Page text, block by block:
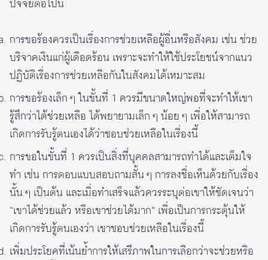
ปัจจัยต่อไปนี้
การขอร้องควรเป็นเรื่องการช่วยเหลือผู้อื่นหรือสังคม เช่น ช่วย
บริจาคเงินแก่ผู้เดือดร้อน เพราะจะทำให้ใช้ประโยชน์จากแนว
ปฏิบัติเรื่องการช่วยเหลือกันในสังคมได้เหมาะสม
การขอร้องเล็ก ๆ ในขั้นที่ 1 ควรมีขนาดใหญ่พอที่จะทำให้เขา
รู้สึกว่าได้ช่วยเหลือ ได้พยายามเล็ก ๆ น้อย ๆ เพื่อให้สามารถ
เกิดการรับรู้ตนเองได้ว่าชอบช่วยเหลือในเรื่องนี้
การขอในขั้นที่ 1 ควรเป็นสิ่งที่บุคคลสามารถทำได้และเต็มใจ
ทำ เช่น การตอบแบบสอบถามสั้น ๆ การลงชื่อเห็นด้วยกับเรื่อง
นั้น ๆ เป็นต้น และเมื่อทำเสร็จแล้วควรระบุต่อเขาให้ชัดเจนว่า
“เขาได้ช่วยแล้ว หรือเขาช่วยได้มาก” เพื่อเป็นการกระตุ้นให้
เกิดการรับรู้ตนเองว่า เขาชอบช่วยเหลือในเรื่องนี้
เพิ่มประโยคที่เน้นย้ำการให้เสรีภาพในการเลือกว่าจะช่วยหรือ